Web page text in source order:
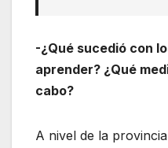
-¿Qué sucedió con
aprender? ¿Qué
cabo?
A nivel de la